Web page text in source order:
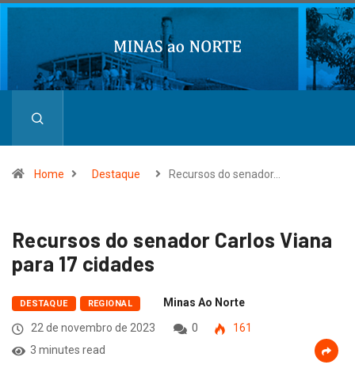
Home Destaque Recursos do senador…
Recursos do senador Carlos Viana
para 17 cidades
DESTAQUE REGIONAL
Minas Ao Norte
22 de novembro de 2023
0
161
3 minutes read